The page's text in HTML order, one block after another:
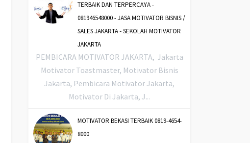
TERBAIK DAN TERPERCAYA -
081946548000 - JASA MOTIVATOR BISNIS /
SALES JAKARTA - SEKOLAH MOTIVATOR
JAKARTA
PEMBICARA MOTIVATOR JAKARTA, Jakarta
Motivator Toastmaster, Motivator Bisnis
Jakarta, Pembicara Motivator Jakarta,
Motivator Di Jakarta, J...
MOTIVATOR BEKASI TERBAIK 0819-4654-
8000